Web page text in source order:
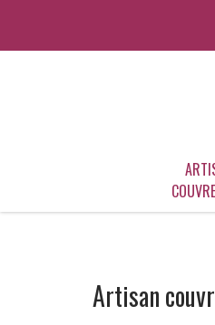
Artisan